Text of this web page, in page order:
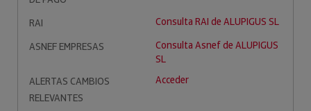
RAI
Consulta RAI de ALUPIGUS SL
ASNEF EMPRESAS
Consulta Asnef de ALUPIGUS
SL
ALERTAS CAMBIOS
RELEVANTES
Acceder